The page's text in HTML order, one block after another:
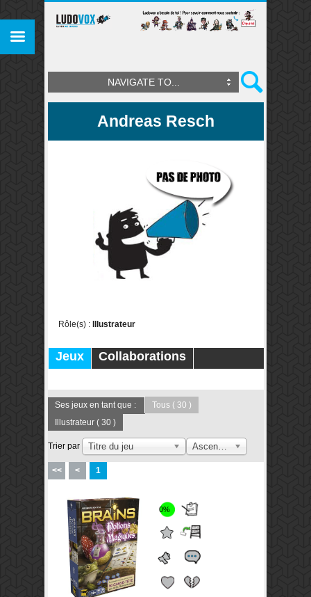
NAVIGATE TO...
Andreas Resch
Rôle(s) : Illustrateur
Jeux
Collaborations
Ses jeux en tant que : Tous ( 30 )
Illustrateur ( 30 )
Trier par Titre du jeu
<< < 1
0%